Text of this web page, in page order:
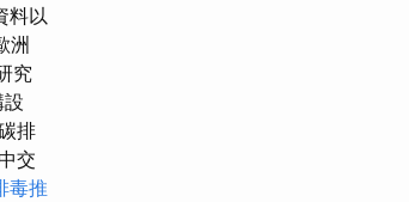
料以
洲
究
排
交
毒推